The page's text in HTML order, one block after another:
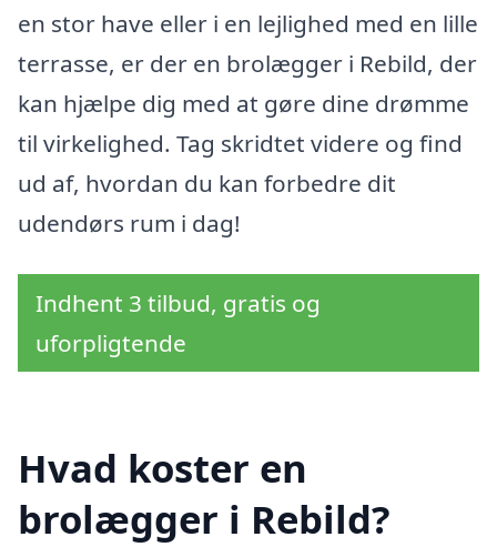
en stor have eller i en lejlighed med en lille
terrasse, er der en brolægger i Rebild, der
kan hjælpe dig med at gøre dine drømme
til virkelighed. Tag skridtet videre og find
ud af, hvordan du kan forbedre dit
udendørs rum i dag!
Indhent 3 tilbud, gratis og
uforpligtende
Hvad koster en
brolægger i Rebild?